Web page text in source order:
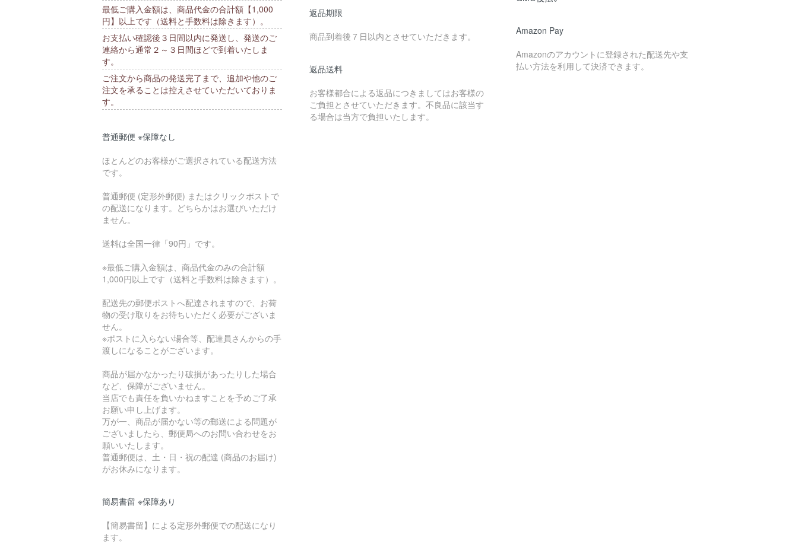
最低ご購入金額は、商品代金の合計額【1,000
円】以上です（送料と手数料は除きます）。
お支払い確認後３日間以内に発送し、発送のご
連絡から通常２～３日間ほどで到着いたしま
す。
ご注文から商品の発送完了まで、追加や他のご
注文を承ることは控えさせていただいておりま
す。
普通郵便 ※保障なし
ほとんどのお客様がご選択されている配送方法
です。
普通郵便 (定形外郵便) またはクリックポストで
の配送になります。どちらかはお選びいただけ
ません。
送料は全国一律「90円」です。
※最低ご購入金額は、商品代金のみの合計額
1,000円以上です（送料と手数料は除きます）。
配送先の郵便ポストへ配達されますので、お荷
物の受け取りをお待ちいただく必要がございま
せん。
※ポストに入らない場合等、配達員さんからの手
渡しになることがございます。
商品が届かなかったり破損があったりした場合
など、保障がございません。
当店でも責任を負いかねますことを予めご了承
お願い申し上げます。
万が一、商品が届かない等の郵送による問題が
ございましたら、郵便局へのお問い合わせをお
願いいたします。
普通郵便は、土・日・祝の配達 (商品のお届け)
がお休みになります。
簡易書留 ※保障あり
【簡易書留】による定形外郵便での配送になり
ます。
返品期限
商品到着後７日以内とさせていただきます。
返品送料
お客様都合による返品につきましてはお客様の
ご負担とさせていただきます。不良品に該当す
る場合は当方で負担いたします。
Amazon Pay
Amazonのアカウントに登録された配送先や支
払い方法を利用して決済できます。